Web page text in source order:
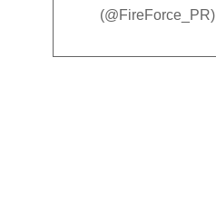
(@FireForce_PR)